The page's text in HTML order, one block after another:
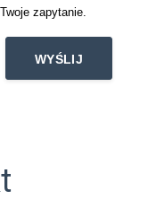
zapytanie.